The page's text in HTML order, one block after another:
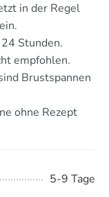
in der Regel
Stunden.
empfohlen.
Brustspannen
ohne Rezept
5-9 Tage